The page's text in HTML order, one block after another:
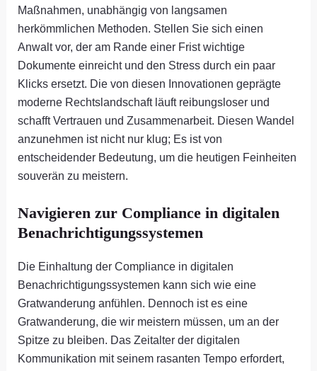
Maßnahmen, unabhängig von langsamen
herkömmlichen Methoden. Stellen Sie sich einen
Anwalt vor, der am Rande einer Frist wichtige
Dokumente einreicht und den Stress durch ein paar
Klicks ersetzt. Die von diesen Innovationen geprägte
moderne Rechtslandschaft läuft reibungsloser und
schafft Vertrauen und Zusammenarbeit. Diesen Wandel
anzunehmen ist nicht nur klug; Es ist von
entscheidender Bedeutung, um die heutigen Feinheiten
souverän zu meistern.
Navigieren zur Compliance in digitalen
Benachrichtigungssystemen
Die Einhaltung der Compliance in digitalen
Benachrichtigungssystemen kann sich wie eine
Gratwanderung anfühlen. Dennoch ist es eine
Gratwanderung, die wir meistern müssen, um an der
Spitze zu bleiben. Das Zeitalter der digitalen
Kommunikation mit seinem rasanten Tempo erfordert,